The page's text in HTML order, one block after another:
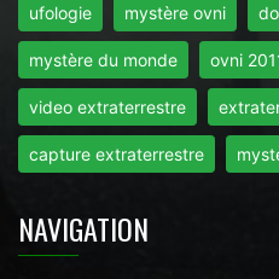
ufologie mystère ovni
mystère du monde ovni
video extraterrestre
capture extraterrestre
NAVIGATION